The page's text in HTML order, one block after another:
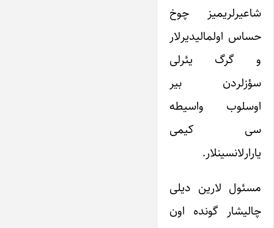
شاعیرلریمیز چوخ
حساس اولمالیدیرلار
و گرگ یئرلی
سؤزلردن بیر
اوسلوب واسیطه
سی کیمی
یارارلانسینلار.
مسئول لارین دیلی
چالیشار گونده اون